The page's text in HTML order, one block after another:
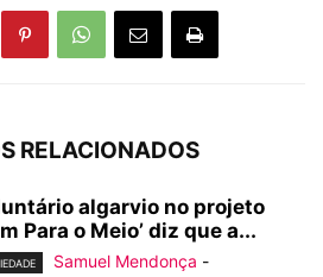
RELACIONADOS
algarvio no projeto
Para o Meio’ diz que a...
Samuel Mendonça -